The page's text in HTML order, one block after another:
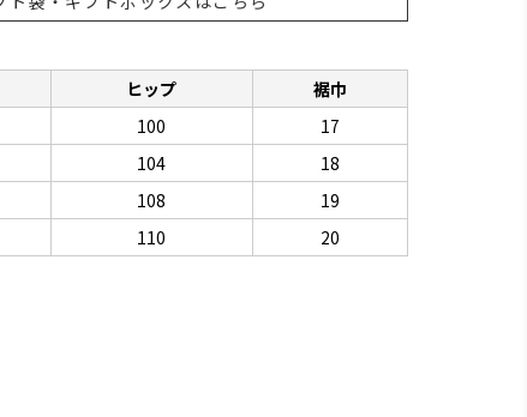
ヒップ
裾巾
100
17
104
18
108
19
110 20